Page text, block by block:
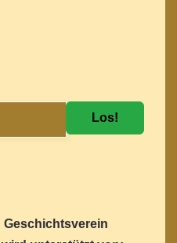
Los!
Geschichtsverein